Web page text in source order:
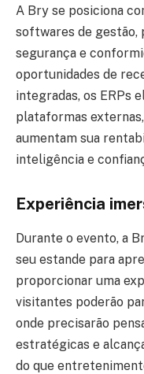
A Bry se posiciona
softwares de gestão,
segurança e
oportunidades de
integradas, os ERPs
plataformas
aumentam sua
inteligência e
Experiência
Durante o evento, a
seu estande para
proporcionar uma
visitantes poderão
onde precisarão
estratégicas e
do que